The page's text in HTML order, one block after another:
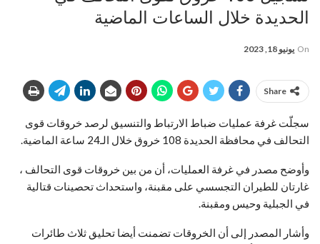
الحديدة خلال الساعات الماضية
On يونيو 18, 2023
Share
سجلّت غرفة عمليات ضباط الارتباط والتنسيق لرصد خروقات قوى
التحالف في محافظة الحديدة 108 خروق خلال الـ24 ساعة الماضية.
وأوضح مصدر في غرفة العمليات، أن من بين خروقات قوى التحالف ،
غارتان للطيران التجسسي على مقبنة، واستحداث تحصينات قتالية
في الجبلية وحيس ومقبنة.
وأشار المصدر إلى أن الخروقات تضمنت أيضا تحليق ثلاث طائرات